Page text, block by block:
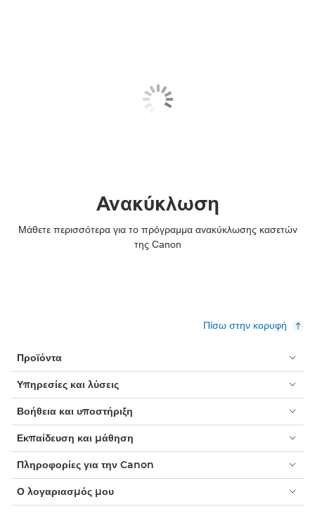
Ανακύκλωση
Μάθετε περισσότερα για το πρόγραμμα ανακύκλωσης κασετών
της Canon
Πίσω στην κορυφή
Προϊόντα
Υπηρεσίες και λύσεις
Βοήθεια και υποστήριξη
Εκπαίδευση και μάθηση
Πληροφορίες για την Canon
Ο λογαριασμός μου